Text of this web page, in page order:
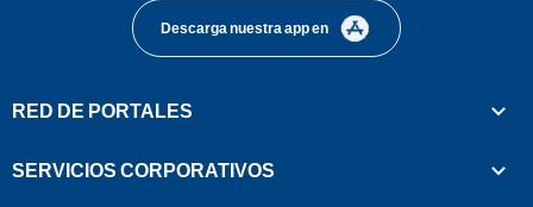
Descarga nuestra app en
RED DE PORTALES
SERVICIOS CORPORATIVOS